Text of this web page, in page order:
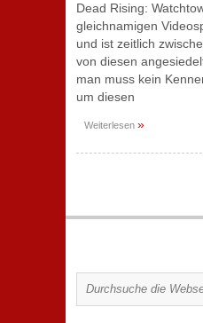
Dead Rising:
gleichnamigen
und ist zeitlich
von diesen
man muss kein
um diesen
Weiterlesen »